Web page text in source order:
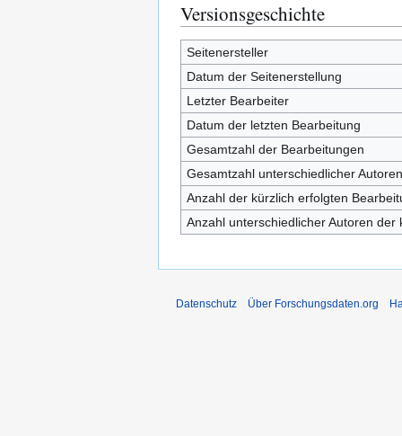
Versionsgeschichte
Seitenersteller
Datum der Seitenerstellung
Letzter Bearbeiter
Datum der letzten Bearbeitung
Gesamtzahl der Bearbeitungen
Gesamtzahl unterschiedlicher Autoren
Anzahl der kürzlich erfolgten
Anzahl unterschiedlicher Autoren
Datenschutz Über Forschungsdaten.org